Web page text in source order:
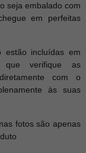
seja embalado com
em perfeitas
estão incluídas em
que verifique as
com o
às suas
fotos são apenas